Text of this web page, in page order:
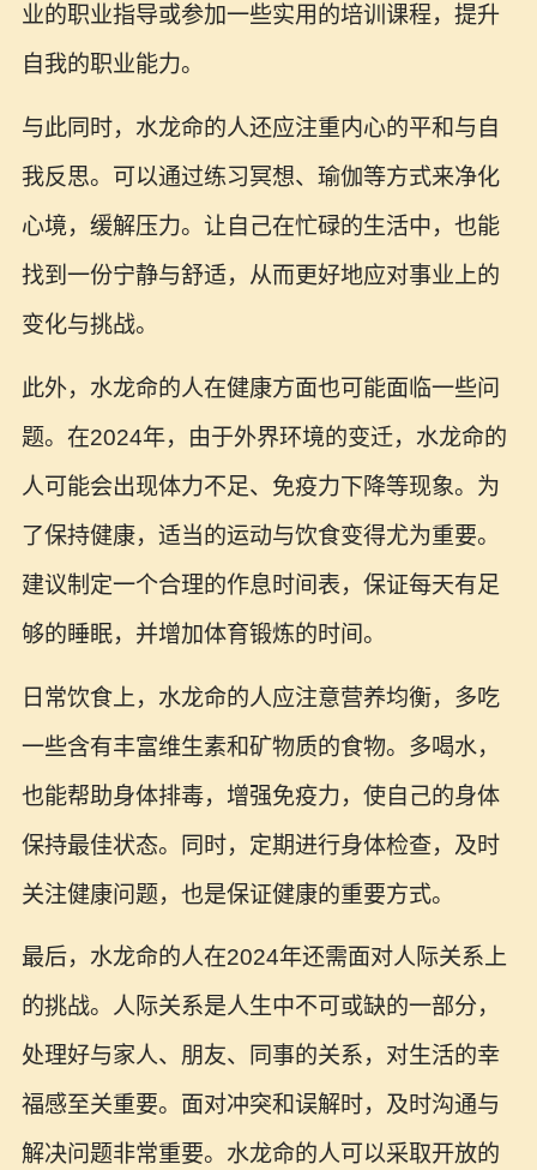
业的职业指导或参加一些实用的培训课程，提升
自我的职业能力。
与此同时，水龙命的人还应注重内心的平和与自
我反思。可以通过练习冥想、瑜伽等方式来净化
心境，缓解压力。让自己在忙碌的生活中，也能
找到一份宁静与舒适，从而更好地应对事业上的
变化与挑战。
此外，水龙命的人在健康方面也可能面临一些问
题。在2024年，由于外界环境的变迁，水龙命的
人可能会出现体力不足、免疫力下降等现象。为
了保持健康，适当的运动与饮食变得尤为重要。
建议制定一个合理的作息时间表，保证每天有足
够的睡眠，并增加体育锻炼的时间。
日常饮食上，水龙命的人应注意营养均衡，多吃
一些含有丰富维生素和矿物质的食物。多喝水，
也能帮助身体排毒，增强免疫力，使自己的身体
保持最佳状态。同时，定期进行身体检查，及时
关注健康问题，也是保证健康的重要方式。
最后，水龙命的人在2024年还需面对人际关系上
的挑战。人际关系是人生中不可或缺的一部分，
处理好与家人、朋友、同事的关系，对生活的幸
福感至关重要。面对冲突和误解时，及时沟通与
解决问题非常重要。水龙命的人可以采取开放的